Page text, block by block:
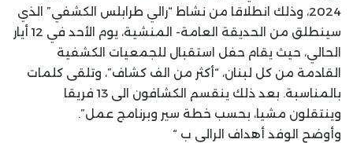
2024، وذلك انطلاقا من نشاط “رالي طرابلس الكشفي” الذي
سينطلق من الحديقة العامة- المنشية، يوم الأحد في 12 أيار
الحالي، حيث يقام حفل استقبال للجمعيات الكشفية
القادمة من كل لبنان، “أكثر من الف كشاف”، وتلقى كلمات
بالمناسبة. بعد ذلك ينقسم الكشافون الى 13 فريقا
وينتقلون مشيا، بحسب خطة سير وبرنامج عمل”.
وأوضح الوفد أهداف الرالي ب “